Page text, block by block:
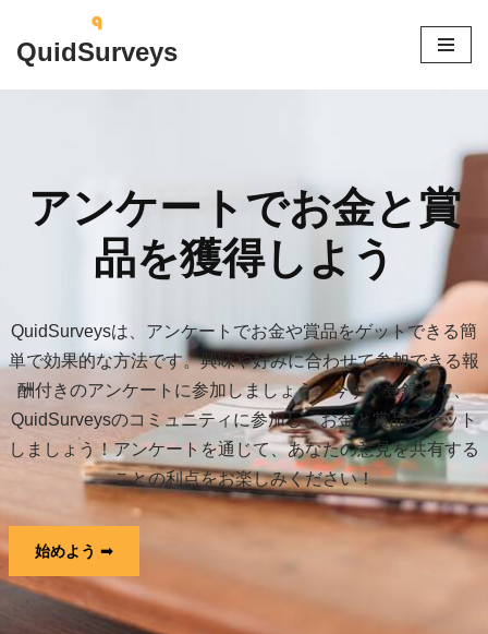
コ
ン
プ
QuidSurveys
アンケートでお金と賞
品を獲得しよう
QuidSurveysは、アンケートでお金や賞品をゲットできる簡
単で効果的な方法です。興味や好みに合わせて参加できる報
酬付きのアンケートに参加しましょう。今すぐ登録して、
QuidSurveysのコミュニティに参加し、お金と賞品をゲット
しましょう！アンケートを通じて、あなたの意見を共有する
ことの利点をお楽しみください！
始めよう ➟